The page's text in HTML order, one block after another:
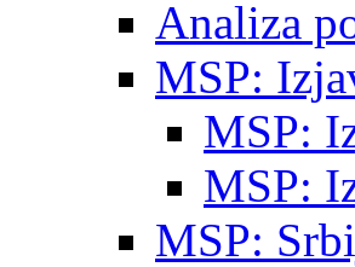
Analiza
MSP:
MSP:
MSP:
MSP: